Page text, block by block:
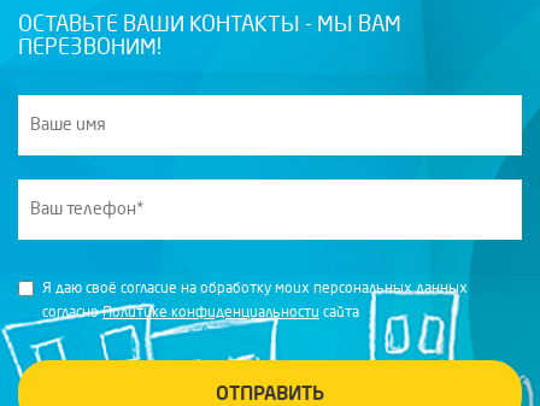
ОСТАВЬТЕ ВАШИ КОНТАКТЫ - МЫ ВАМ
ПЕРЕЗВОНИМ!
Я даю своё согласие на обработку моих персональных данных
согласноПолитике конфиденциальности сайта
ОТПРАВИТЬ